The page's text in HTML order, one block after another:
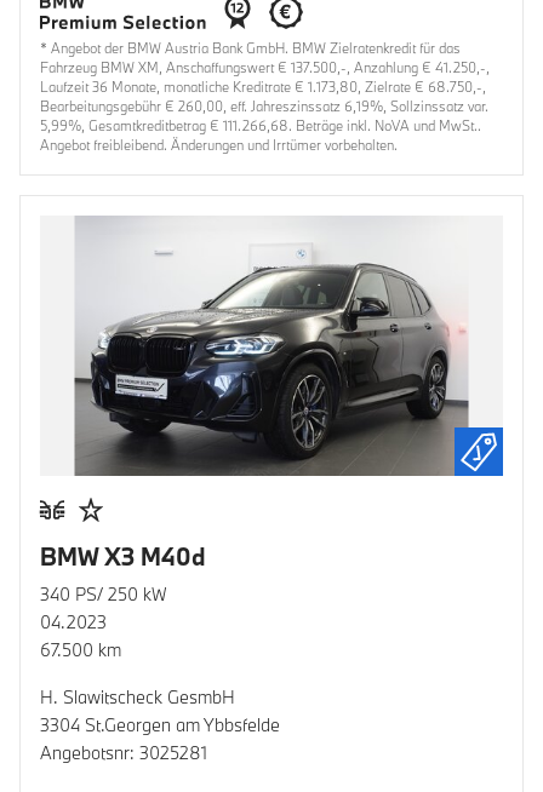
* Angebot der BMW Austria Bank GmbH. BMW Zielratenkredit für das
Fahrzeug BMW XM, Anschaffungswert € 137.500,-, Anzahlung € 41.250,-,
Laufzeit 36 Monate, monatliche Kreditrate € 1.173,80, Zielrate € 68.750,-,
Bearbeitungsgebühr € 260,00, eff. Jahreszinssatz 6,19%, Sollzinssatz var.
5,99%, Gesamtkreditbetrag € 111.266,68. Beträge inkl. NoVA und MwSt..
Angebot freibleibend. Änderungen und Irrtümer vorbehalten.
BMW X3 M40d
340 PS/ 250 kW
04.2023
67.500 km
H. Slawitscheck GesmbH
3304 St.Georgen am Ybbsfelde
Angebotsnr: 3025281